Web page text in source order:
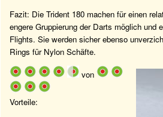
Fazit: Die Trident 180 machen für einen
engere Gruppierung der Darts möglich und
Flights. Sie werden sicher ebenso
Rings für Nylon Schäfte.
von
Vorteile: